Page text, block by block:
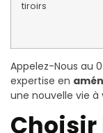
tiroirs
Appelez-Nous au
expertise en
une nouvelle vie à
Choisir